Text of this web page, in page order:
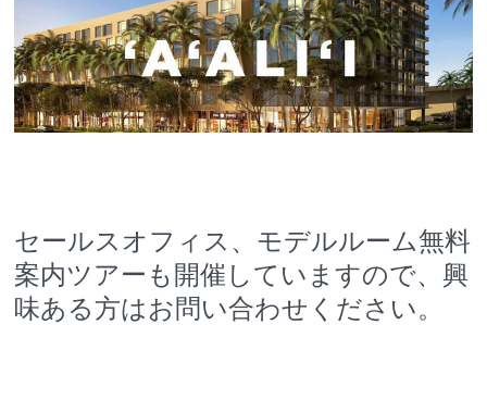
セールスオフィス、モデルルーム無料
案内ツアーも開催していますので、興
味ある方はお問い合わせください。